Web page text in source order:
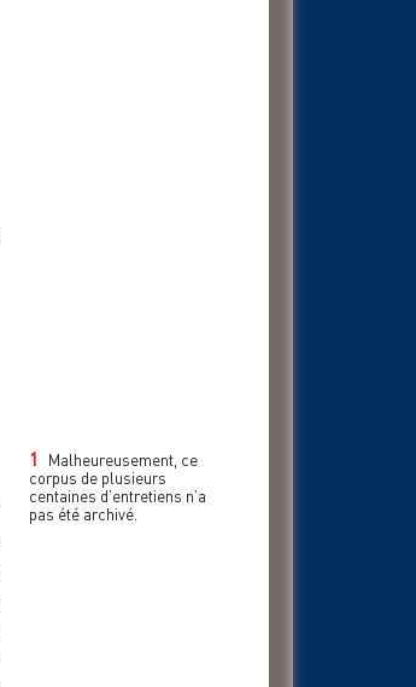
1
Malheureusement, ce
corpus de plusieurs
centaines d’entretiens n’a
pas été archivé.